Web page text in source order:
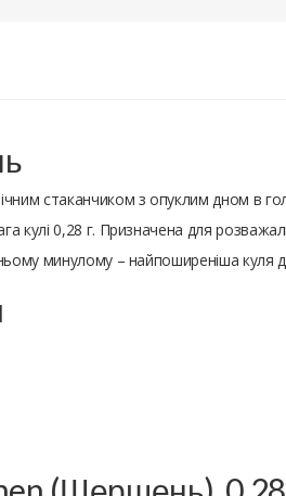
стаканчиком з опуклим дном в
кулі 0,28 г. Призначена для
минулому – найпоширеніша куля